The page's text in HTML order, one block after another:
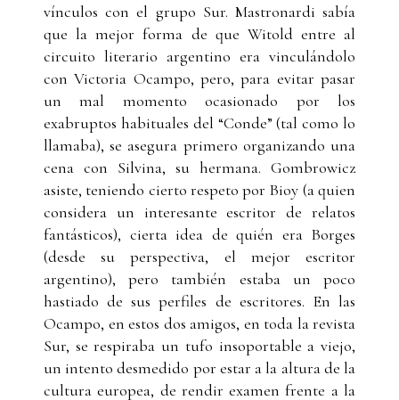
vínculos con el grupo Sur. Mastronardi sabía
que la mejor forma de que Witold entre al
circuito literario argentino era vinculándolo
con Victoria Ocampo, pero, para evitar pasar
un mal momento ocasionado por los
exabruptos habituales del “Conde” (tal como lo
llamaba), se asegura primero organizando una
cena con Silvina, su hermana. Gombrowicz
asiste, teniendo cierto respeto por Bioy (a quien
considera un interesante escritor de relatos
fantásticos), cierta idea de quién era Borges
(desde su perspectiva, el mejor escritor
argentino), pero también estaba un poco
hastiado de sus perfiles de escritores. En las
Ocampo, en estos dos amigos, en toda la revista
Sur, se respiraba un tufo insoportable a viejo,
un intento desmedido por estar a la altura de la
cultura europea, de rendir examen frente a la